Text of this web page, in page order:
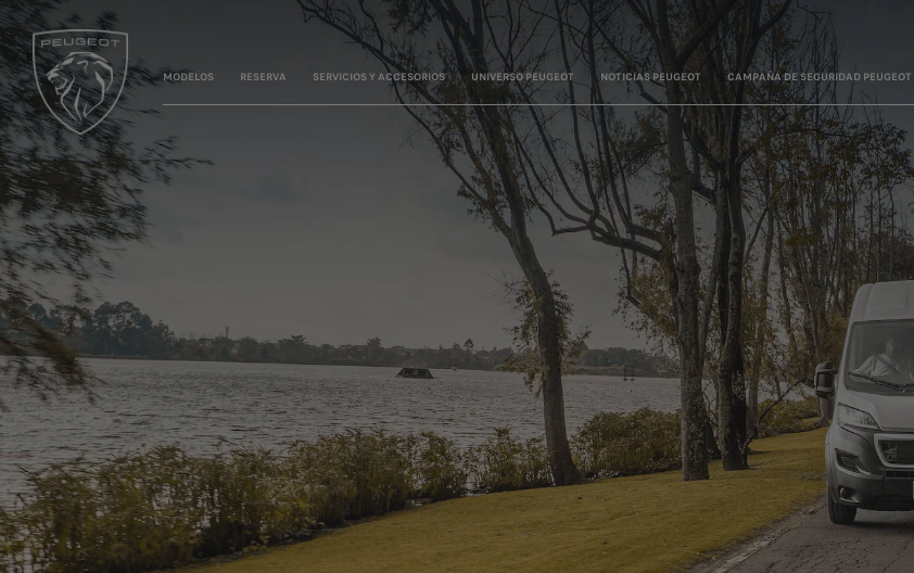
MODELOS RESERVA SERVICIOS Y ACCESORIOS UNIVERSO PEUGEOT NOTICIAS PEUGEOT CAMPAÑA DE SEGURIDAD PEUGEOT